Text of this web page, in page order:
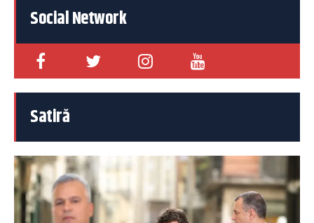
Social Network
Satiră